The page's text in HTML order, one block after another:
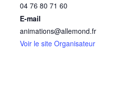
04 76 80 71 60
E-mail
animations@allemond.fr
Voir le site Organisateur